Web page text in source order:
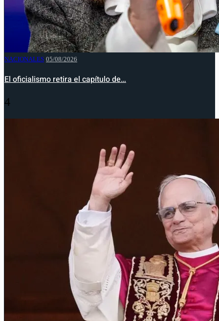
NACIONALES 05/08/2026
El oficialismo retira el capítulo de…
4